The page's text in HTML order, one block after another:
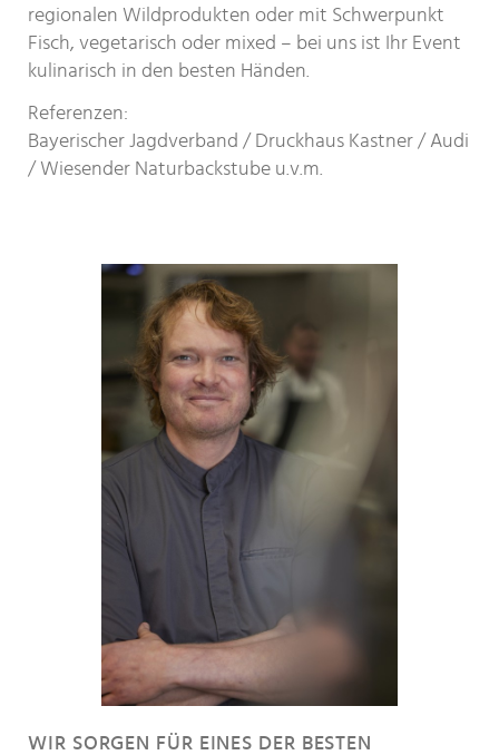
regionalen Wildprodukten oder mit Schwerpunkt
Fisch, vegetarisch oder mixed – bei uns ist Ihr Event
kulinarisch in den besten Händen.
Referenzen:
Bayerischer Jagdverband / Druckhaus Kastner / Audi
/ Wiesender Naturbackstube u.v.m.
WIR SORGEN FÜR EINES DER BESTEN